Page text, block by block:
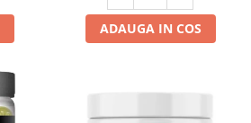
ADAUGA IN COS